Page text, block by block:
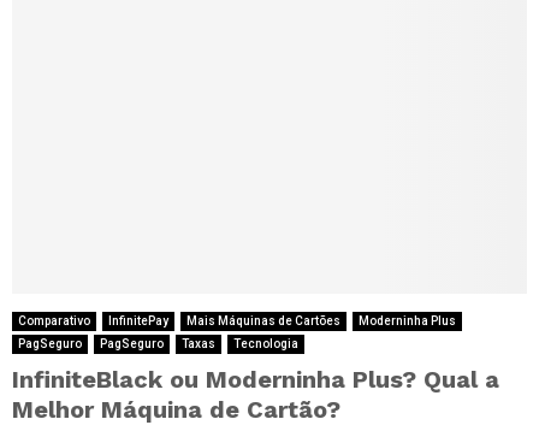
Comparativo InfinitePay Mais Máquinas de Cartões
Moderninha Plus
PagSeguro
PagSeguro Taxas Tecnologia
InfiniteBlack ou Moderninha Plus? Qual a
Melhor Máquina de Cartão?